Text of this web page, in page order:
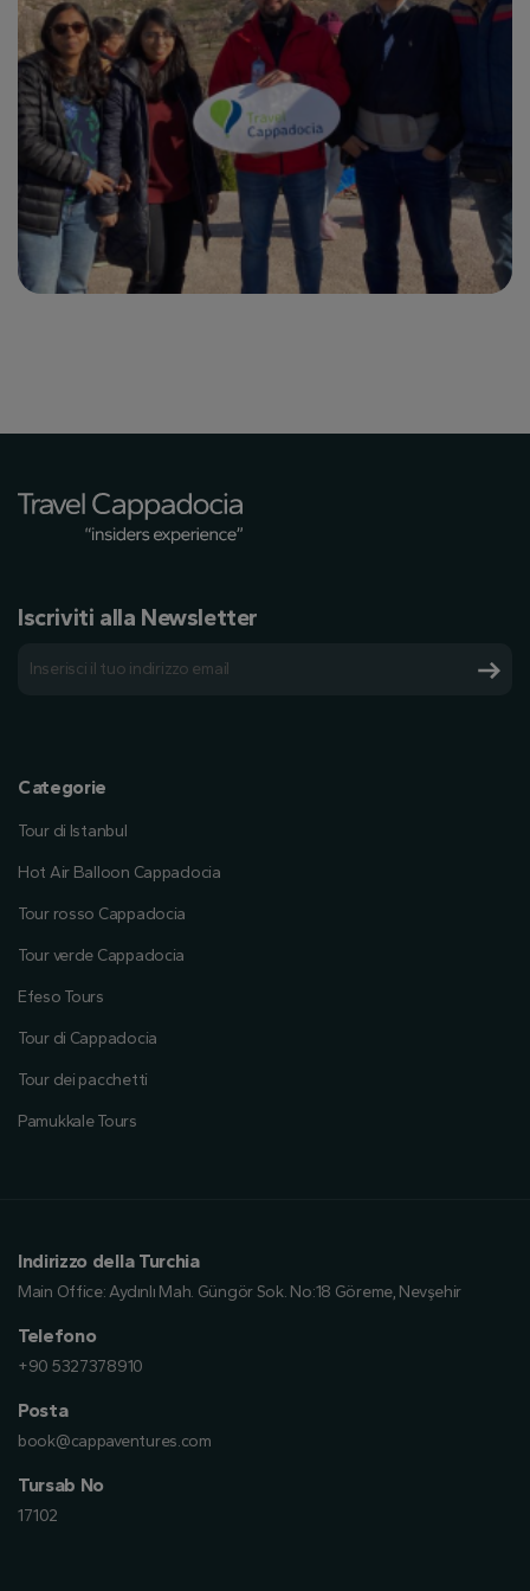
Iscriviti alla Newsletter
Categorie
Tour di Istanbul
Hot Air Balloon Cappadocia
Tour rosso Cappadocia
Tour verde Cappadocia
Efeso Tours
Tour di Cappadocia
Tour dei pacchetti
Pamukkale Tours
Indirizzo della Turchia
Main Office:Aydınlı Mah. Güngör Sok. No:18 Göreme, Nevşehir
Telefono
+90 5327378910
Posta
book@cappaventures.com
Tursab No
17102